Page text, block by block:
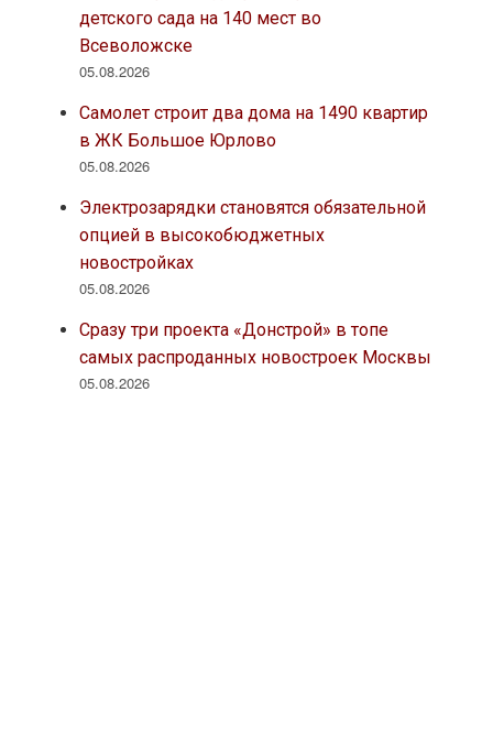
детского сада на 140 мест во
Всеволожске
05.08.2026
Самолет строит два дома на 1490 квартир
в ЖК Большое Юрлово
05.08.2026
Электрозарядки становятся обязательной
опцией в высокобюджетных
новостройках
05.08.2026
Сразу три проекта «Донстрой» в топе
самых распроданных новостроек Москвы
05.08.2026